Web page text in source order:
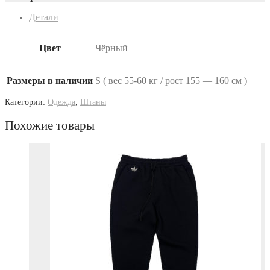
Детали
Цвет Чёрный
Размеры в наличии S ( вес 55-60 кг / рост 155 — 160 см )
Категории: Одежда, Штаны
Похожие товары